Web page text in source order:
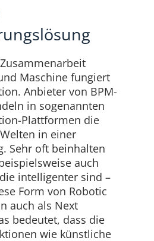
Maschine fungiert
Anbieter von BPM-
in sogenannten
Plattformen die
in einer
Sehr oft beinhalten
auch
intelligenter sind –
Form von Robotic
auch als Next
bedeutet, dass die
wie künstliche